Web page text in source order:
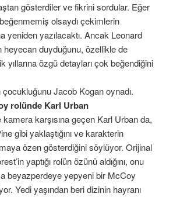
gösterdiler ve fikrini sordular. Eğer
olsaydı çekimlerin
yeniden yazılacaktı. Ancak Leonard
duyduğunu, özellikle de
yıllarına özgü detayları çok beğendiğini
Jacob Kogan oynadı.
rolünde Karl Urban
karşısına geçen Karl Urban da,
gibi yaklaştığını ve karakterin
özen gösterdiğini söylüyor. Orijinal
yaptığı rolün özünü aldığını, onu
beyazperdeye yepyeni bir McCoy
Yedi yaşından beri dizinin hayranı